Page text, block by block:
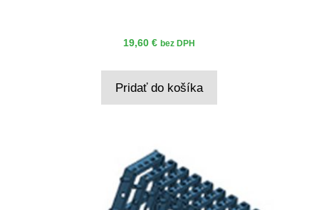
19,60€ bez DPH
Pridať do košíka